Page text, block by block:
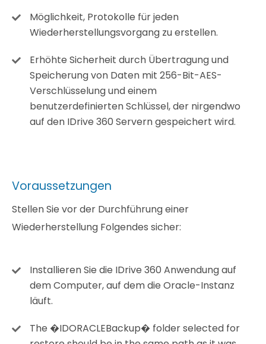
Möglichkeit, Protokolle für jeden
Wiederherstellungsvorgang zu erstellen.
Erhöhte Sicherheit durch Übertragung und
Speicherung von Daten mit 256-Bit-AES-
Verschlüsselung und einem
benutzerdefinierten Schlüssel, der nirgendwo
auf den IDrive 360 Servern gespeichert wird.
Voraussetzungen
Stellen Sie vor der Durchführung einer
Wiederherstellung Folgendes sicher:
Installieren Sie die IDrive 360 Anwendung auf
dem Computer, auf dem die Oracle-Instanz
läuft.
The �IDORACLEBackup� folder selected for